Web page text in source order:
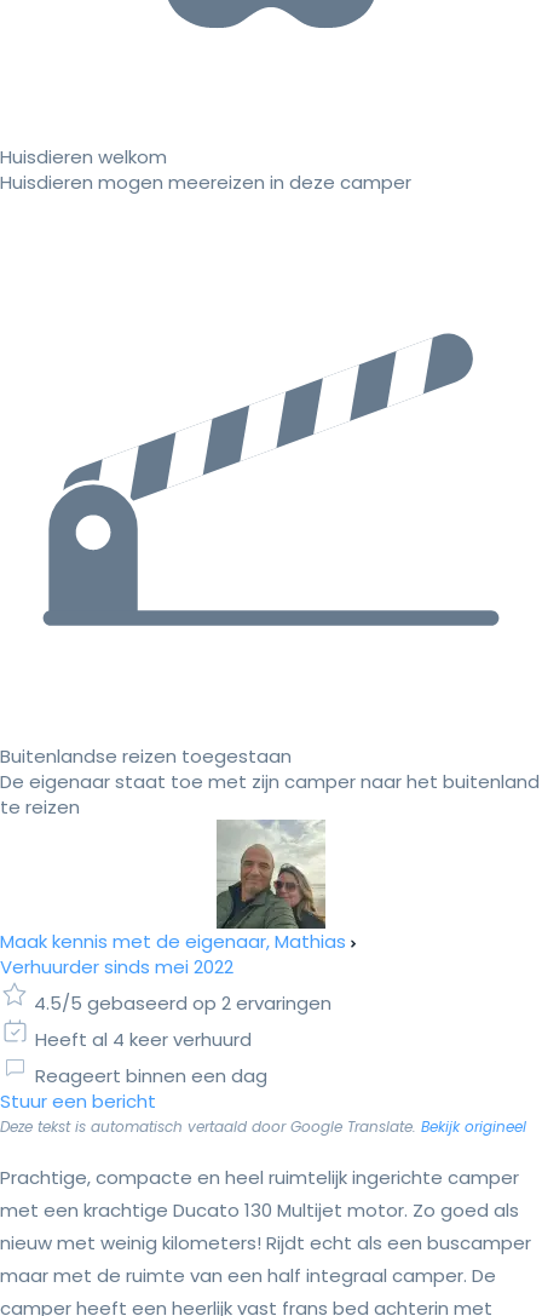
Huisdieren welkom
Huisdieren mogen meereizen in deze camper
Buitenlandse reizen toegestaan
De eigenaar staat toe met zijn camper naar het buitenland
te reizen
Maak kennis met de eigenaar, Mathias
Verhuurder sinds mei 2022
4.5/5 gebaseerd op 2 ervaringen
Heeft al 4 keer verhuurd
Reageert binnen een dag
Stuur een bericht
Deze tekst is automatisch vertaald door Google Translate. Bekijk origineel
Prachtige, compacte en heel ruimtelijk ingerichte camper
met een krachtige Ducato 130 Multijet motor. Zo goed als
nieuw met weinig kilometers! Rijdt echt als een buscamper
maar met de ruimte van een half integraal camper. De
camper heeft een heerlijk vast frans bed achterin met